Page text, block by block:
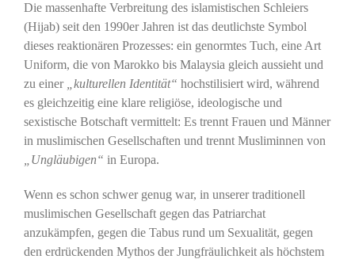
Die massenhafte Verbreitung des islamistischen Schleiers
(Hijab) seit den 1990er Jahren ist das deutlichste Symbol
dieses reaktionären Prozesses: ein genormtes Tuch, eine Art
Uniform, die von Marokko bis Malaysia gleich aussieht und
zu einer
„kulturellen Identität“ hochstilisiert wird, während
es gleichzeitig eine klare religiöse, ideologische und
sexistische Botschaft vermittelt: Es trennt Frauen und Männer
in muslimischen Gesellschaften und trennt Musliminnen von
„Ungläubigen“ in Europa.
Wenn es schon schwer genug war, in unserer traditionell
muslimischen Gesellschaft gegen das Patriarchat
anzukämpfen, gegen die Tabus rund um Sexualität, gegen
den erdrückenden Mythos der Jungfräulichkeit als höchstem